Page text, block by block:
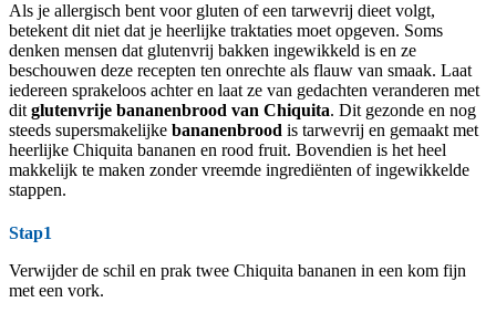
Als je allergisch bent voor gluten of een tarwevrij dieet volgt,
betekent dit niet dat je heerlijke traktaties moet opgeven. Soms
denken mensen dat glutenvrij bakken ingewikkeld is en ze
beschouwen deze recepten ten onrechte als flauw van smaak. Laat
iedereen sprakeloos achter en laat ze van gedachten veranderen met
dit glutenvrije bananenbrood van Chiquita. Dit gezonde en nog
steeds supersmakelijke bananenbrood is tarwevrij en gemaakt met
heerlijke Chiquita bananen en rood fruit. Bovendien is het heel
makkelijk te maken zonder vreemde ingrediënten of ingewikkelde
stappen.
Stap1
Verwijder de schil en prak twee Chiquita bananen in een kom fijn
met een vork.